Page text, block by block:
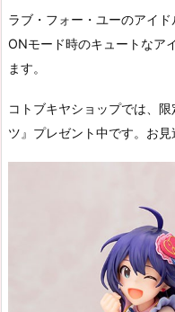
ラブ・フォー・ユーのアイ
ONモード時のキュートなア
ます。
コトブキヤショップでは、
ツ』プレゼント中です。お見